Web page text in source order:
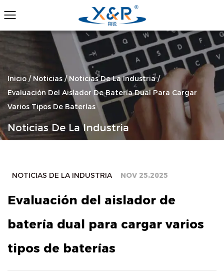
Inicio / Noticias /Noticias De La Industria/
Evaluación Del Aislador De Batería Dual Para Cargar
Varios Tipos De Baterías
Noticias De La Industria
NOTICIAS DE LA INDUSTRIA NOV 25,2025
Evaluación del aislador de
batería dual para cargar varios
tipos de baterías